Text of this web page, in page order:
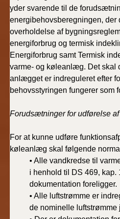
yder svarende til de
energibehovsberegningen, der
overholdelse af
energiforbrug og termisk
Energiforbrug samt Termisk
varme- og køleanlæg. Det skal
anlægget er indreguleret efter
behovsstyringen fungerer som
Forudsætninger for udførelse
For at kunne udføre
køleanlæg skal følgende
• Alle vandkredse til
i henhold til DS 469, kap.
dokumentation foreligger.
• Alle luftstrømme er
de nominelle luftstrømme